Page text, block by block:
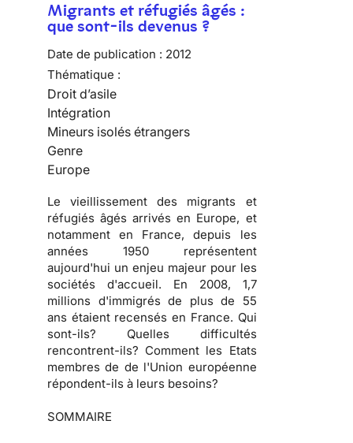
Migrants et réfugiés âgés :
que sont-ils devenus ?
Date de publication : 2012
Thématique :
Droit d’asile
Intégration
Mineurs isolés étrangers
Genre
Europe
Le vieillissement des migrants et
réfugiés âgés arrivés en Europe, et
notamment en France, depuis les
années 1950 représentent
aujourd'hui un enjeu majeur pour les
sociétés d'accueil. En 2008, 1,7
millions d'immigrés de plus de 55
ans étaient recensés en France. Qui
sont-ils? Quelles difficultés
rencontrent-ils? Comment les Etats
membres de de l'Union européenne
répondent-ils à leurs besoins?
SOMMAIRE